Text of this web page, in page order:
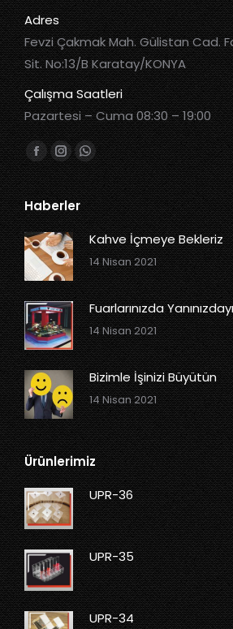
Adres
Fevzi Çakmak Mah. Gülistan Cad.
Sit. No:13/B Karatay/KONYA
Çalışma Saatleri
Pazartesi – Cuma 08:30 – 19:00
Bizi bulun:
Haberler
Kahve İçmeye Bekleriz
14 Nisan 2021
Fuarlarınızda
14 Nisan 2021
Bizimle İşinizi Büyütün
14 Nisan 2021
Ürünlerimiz
UPR-36
UPR-35
UPR-34